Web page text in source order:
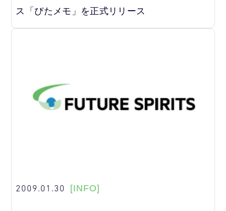
ス「ぴたメモ」を正式リリース
2009.01.30 [INFO]